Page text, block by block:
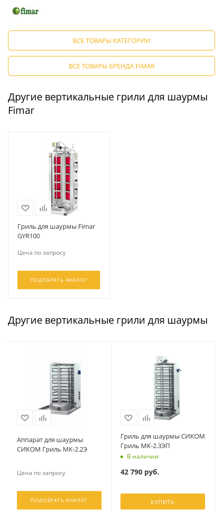
ВСЕ ТОВАРЫ КАТЕГОРИИ
ВСЕ ТОВАРЫ БРЕНДА FIMAR
Другие вертикальные грили для шаурмы
Fimar
Гриль для шаурмы Fimar
GYR100
Цена по запросу
ПОДОБРАТЬ АНАЛОГ
Другие вертикальные грили для шаурмы
Аппарат для шаурмы
СИКОМ Гриль МК-2.2Э
Цена по запросу
ПОДОБРАТЬ АНАЛОГ
Гриль для шаурмы СИКОМ
Гриль МК-2.3ЭП
В наличии
42 790руб.
КУПИТЬ